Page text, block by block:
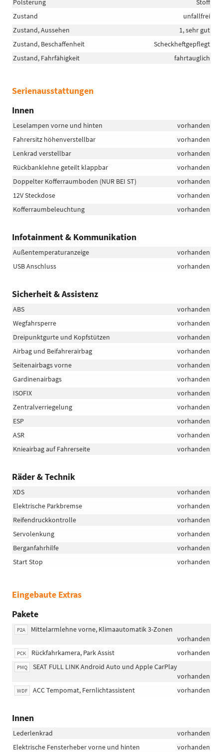
Polsterung
Stoff
Zustand
unfallfrei
Zustand, Aussehen
1, sehr gut
Zustand, Beschaffenheit
Scheckheftgepflegt
Zustand, Fahrfähigkeit
fahrtauglich
Serienausstattungen
Innen
Leselampen vorne und hinten
vorhanden
Fahrersitz höhenverstellbar
vorhanden
Lenkrad verstellbar
vorhanden
Rückbanklehne geteilt klappbar
vorhanden
Doppelter Kofferraumboden (NUR BEI ST)
vorhanden
12V Steckdose
vorhanden
Kofferraumbeleuchtung
vorhanden
Infotainment & Kommunikation
Außentemperaturanzeige
vorhanden
USB Anschluss
vorhanden
Sicherheit & Assistenz
ABS
vorhanden
Wegfahrsperre
vorhanden
Dreipunktgurte und Kopfstützen
vorhanden
Airbag und Beifahrerairbag
vorhanden
Seitenairbags vorne
vorhanden
Gardinenairbags
vorhanden
ISOFIX
vorhanden
Zentralverriegelung
vorhanden
ESP
vorhanden
ASR
vorhanden
Knieairbag auf Fahrerseite
vorhanden
Räder & Technik
XDS
vorhanden
Elektrische Parkbremse
vorhanden
Reifendruckkontrolle
vorhanden
Servolenkung
vorhanden
Berganfahrhilfe
vorhanden
Start Stop
vorhanden
Eingebaute Extras
Pakete
P2A
Mittelarmlehne vorne, Klimaautomatik 3-Zonen
vorhanden
PCK Rückfahrkamera, Park Assist vorhanden
PMQ
SEAT FULL LINK Android Auto und Apple CarPlay
vorhanden
WDF ACC Tempomat, Fernlichtassistent vorhanden
Innen
Lederlenkrad
vorhanden
Elektrische Fensterheber vorne und hinten
vorhanden